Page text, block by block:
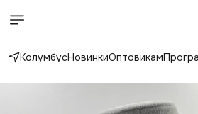
КолумбусНовинкиОптовикам